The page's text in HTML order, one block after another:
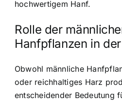
hochwertigem Hanf.
Rolle der
Hanfpflanzen in
Obwohl männliche
oder reichhaltiges Harz
entscheidender Bedeutung